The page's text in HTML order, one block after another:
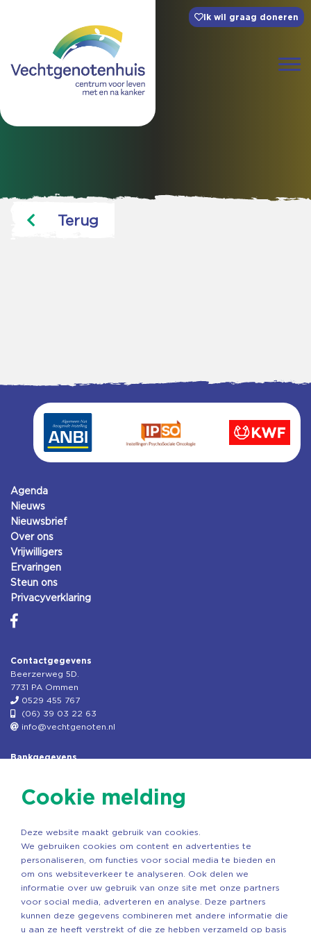
Ik wil graag doneren
Terug
Agenda
Nieuws
Nieuwsbrief
Over ons
Vrijwilligers
Ervaringen
Steun ons
Privacyverklaring
Contactgegevens
Beerzerweg 5D.
7731 PA Ommen
0529 455 767
(06) 39 03 22 63
info@vechtgenoten.nl
Bankgegevens
Rek.nr: NL85RABO0127579230
Copyright ©2026 Vechtgenoten
Cookie melding
Deze website maakt gebruik van cookies.
We gebruiken cookies om content en advertenties te
personaliseren, om functies voor social media te bieden en
om ons websiteverkeer te analyseren. Ook delen we
informatie over uw gebruik van onze site met onze partners
voor social media, adverteren en analyse. Deze partners
kunnen deze gegevens combineren met andere informatie die
u aan ze heeft verstrekt of die ze hebben verzameld op basis